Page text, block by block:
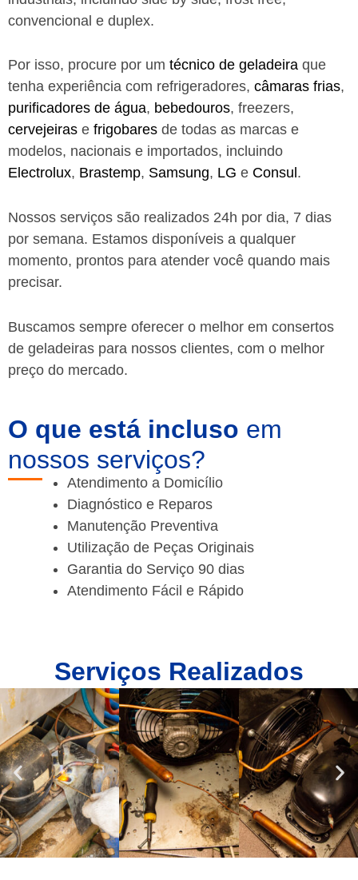
convencional e duplex.
Por isso, procure por um técnico de geladeira que
tenha experiência com refrigeradores, câmaras frias,
purificadores de água, bebedouros, freezers,
cervejeiras e frigobares de todas as marcas e
modelos, nacionais e importados, incluindo
Electrolux, Brastemp, Samsung, LG e Consul .
Nossos serviços são realizados 24h por dia, 7 dias
por semana. Estamos disponíveis a qualquer
momento, prontos para atender você quando mais
precisar.
Buscamos sempre oferecer o melhor em consertos
de geladeiras para nossos clientes, com o melhor
preço do mercado.
O que está incluso em
nossos serviços?
Atendimento a Domicílio
Diagnóstico e Reparos
Manutenção Preventiva
Utilização de Peças Originais
Garantia do Serviço 90 dias
Atendimento Fácil e Rápido
Serviços Realizados